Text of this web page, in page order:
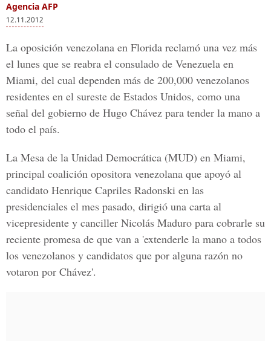
Agencia AFP
12.11.2012
La oposición venezolana en Florida reclamó una vez más
el lunes que se reabra el consulado de Venezuela en
Miami, del cual dependen más de 200,000 venezolanos
residentes en el sureste de Estados Unidos, como una
señal del gobierno de Hugo Chávez para tender la mano a
todo el país.
La Mesa de la Unidad Democrática (MUD) en Miami,
principal coalición opositora venezolana que apoyó al
candidato Henrique Capriles Radonski en las
presidenciales el mes pasado, dirigió una carta al
vicepresidente y canciller Nicolás Maduro para cobrarle su
reciente promesa de que van a 'extenderle la mano a todos
los venezolanos y candidatos que por alguna razón no
votaron por Chávez'.